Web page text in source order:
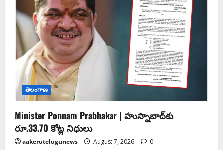
తెలంగాణ
Minister Ponnam Prabhakar | హుస్నాబాద్‌కు
రూ.33.70 కోట్ల నిధులు
aakerutelugunews August 7, 2026 0